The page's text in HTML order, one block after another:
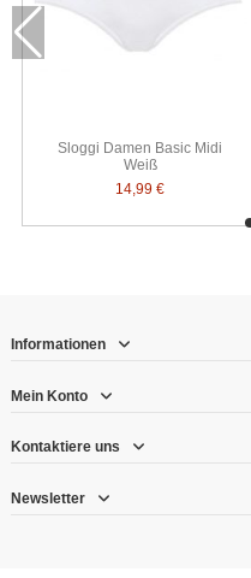
Sloggi Damen Basic Midi
Weiß
14,99 €
Informationen
Mein Konto
Kontaktiere uns
Newsletter